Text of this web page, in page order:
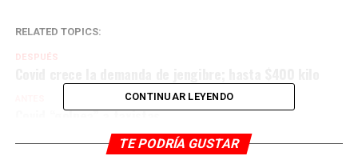
RELATED TOPICS:
DESPUÉS
Covid “golpea” a taxistas
CONTINUAR LEYENDO
TE PODRÍA GUSTAR